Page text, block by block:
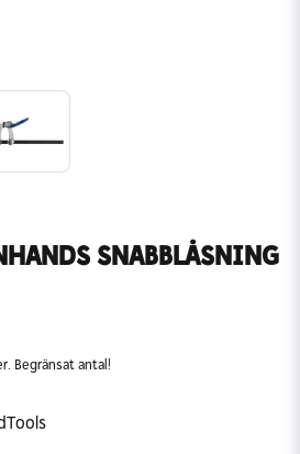
SNABBLÅSNING
Begränsat antal!